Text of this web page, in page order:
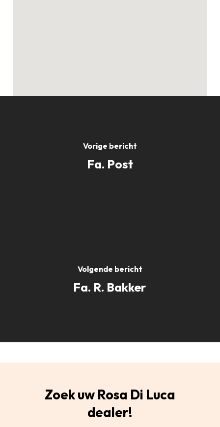
Vorige bericht
Fa. Post
Volgende bericht
Fa. R. Bakker
Zoek uw Rosa Di Luca
dealer!